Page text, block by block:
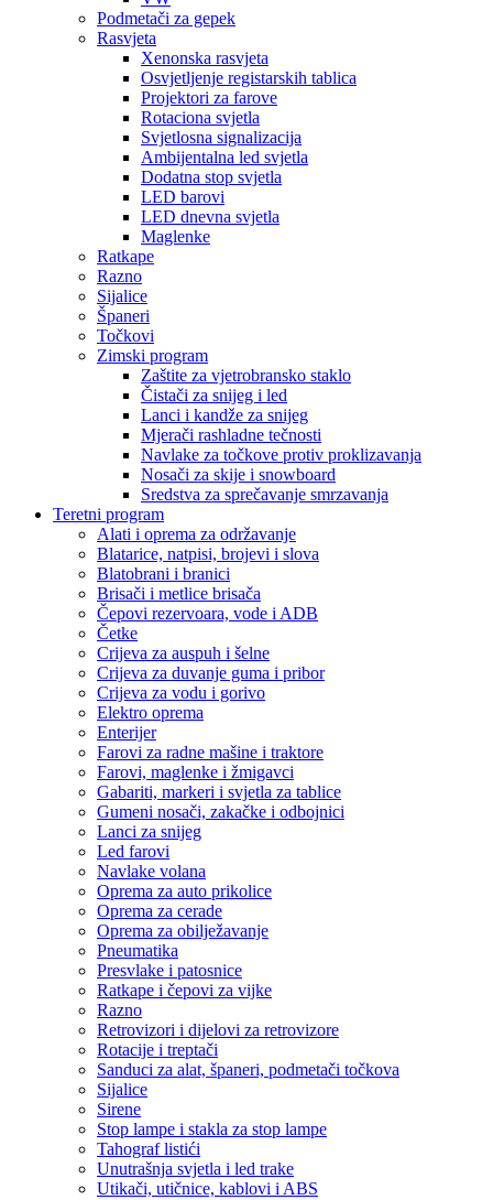
Podmetači za gepek
Rasvjeta
Xenonska rasvjeta
Osvjetljenje registarskih tablica
Projektori za farove
Rotaciona svjetla
Svjetlosna signalizacija
Ambijentalna led svjetla
Dodatna stop svjetla
LED barovi
LED dnevna svjetla
Maglenke
Ratkape
Razno
Sijalice
Španeri
Točkovi
Zimski program
Zaštite za vjetrobransko staklo
Čistači za snijeg i led
Lanci i kandže za snijeg
Mjerači rashladne tečnosti
Navlake za točkove protiv proklizavanja
Nosači za skije i snowboard
Sredstva za sprečavanje smrzavanja
Teretni program
Alati i oprema za održavanje
Blatarice, natpisi, brojevi i slova
Blatobrani i branici
Brisači i metlice brisača
Čepovi rezervoara, vode i ADB
Četke
Crijeva za auspuh i šelne
Crijeva za duvanje guma i pribor
Crijeva za vodu i gorivo
Elektro oprema
Enterijer
Farovi za radne mašine i traktore
Farovi, maglenke i žmigavci
Gabariti, markeri i svjetla za tablice
Gumeni nosači, zakačke i odbojnici
Lanci za snijeg
Led farovi
Navlake volana
Oprema za auto prikolice
Oprema za cerade
Oprema za obilježavanje
Pneumatika
Presvlake i patosnice
Ratkape i čepovi za vijke
Razno
Retrovizori i dijelovi za retrovizore
Rotacije i treptači
Sanduci za alat, španeri, podmetači točkova
Sijalice
Sirene
Stop lampe i stakla za stop lampe
Tahograf listići
Unutrašnja svjetla i led trake
Utikači, utičnice, kablovi i ABS